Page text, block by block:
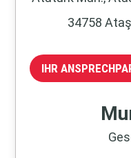
34758
IHR